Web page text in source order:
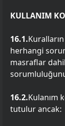
KULLANIM
16.1.
herhangi
masraflar
16.2.Kulanım
tutulur ancak: